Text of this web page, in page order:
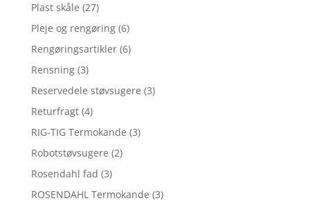
Plast skåle (27)
Pleje og rengøring (6)
Rengøringsartikler (6)
Rensning (3)
Reservedele støvsugere (3)
Returfragt (4)
RIG-TIG Termokande (3)
Robotstøvsugere (2)
Rosendahl fad (3)
ROSENDAHL Termokande (3)